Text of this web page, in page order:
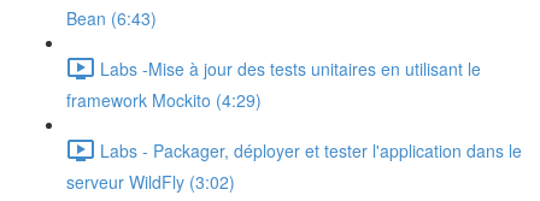
Bean (6:43)
Labs -Mise à jour des tests unitaires en utilisant le
framework Mockito (4:29)
Labs - Packager, déployer et tester l'application dans le
serveur WildFly (3:02)